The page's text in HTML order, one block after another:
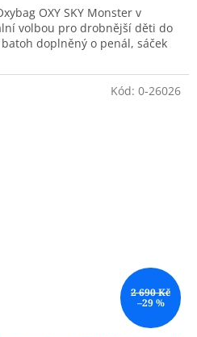
OXY SKY Monster v
volbou pro drobnější děti do
doplněný o penál, sáček
2 690 Kč
–29 %
Kód: 0-26026